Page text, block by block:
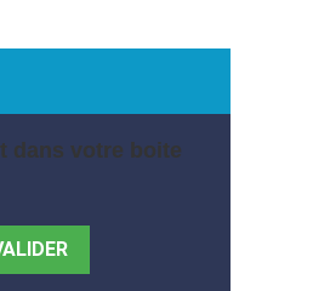
dans votre boite